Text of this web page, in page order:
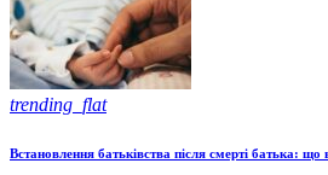
trending_flat
Встановлення батьківства після смерті батька: що